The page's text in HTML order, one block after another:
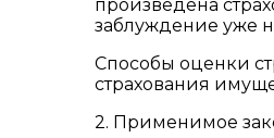
произведена
заблуждение уже
Способы оценки
страхования
2. Применимое